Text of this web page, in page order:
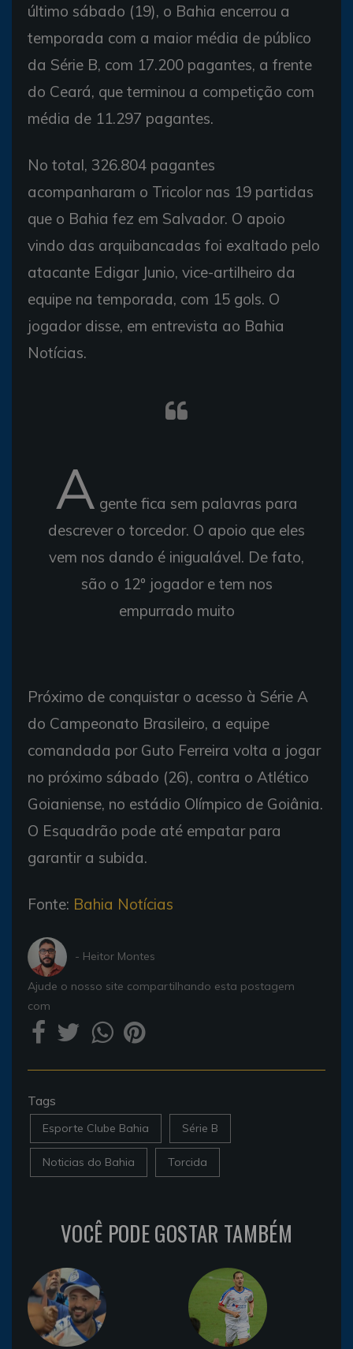
último sábado (19), o Bahia encerrou a
temporada com a maior média de público
da Série B, com 17.200 pagantes, a frente
do Ceará, que terminou a competição com
média de 11.297 pagantes.
No total, 326.804 pagantes
acompanharam o Tricolor nas 19 partidas
que o Bahia fez em Salvador. O apoio
vindo das arquibancadas foi exaltado pelo
atacante Edigar Junio, vice-artilheiro da
equipe na temporada, com 15 gols. O
jogador disse, em entrevista ao Bahia
Notícias.
A gente fica sem palavras para
descrever o torcedor. O apoio que eles
vem nos dando é inigualável. De fato,
são o 12º jogador e tem nos
empurrado muito
Próximo de conquistar o acesso à Série A
do Campeonato Brasileiro, a equipe
comandada por Guto Ferreira volta a jogar
no próximo sábado (26), contra o Atlético
Goianiense, no estádio Olímpico de Goiânia.
O Esquadrão pode até empatar para
garantir a subida.
Fonte: Bahia Notícias
- Heitor Montes
Ajude o nosso site compartilhando esta postagem
com
Tags
Esporte Clube Bahia Série B
Noticias do Bahia Torcida
VOCÊ PODE GOSTAR TAMBÉM